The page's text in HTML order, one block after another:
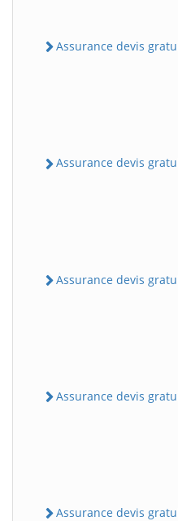
Assurance devis
Assurance devis
Assurance devis
Assurance devis
Assurance devis